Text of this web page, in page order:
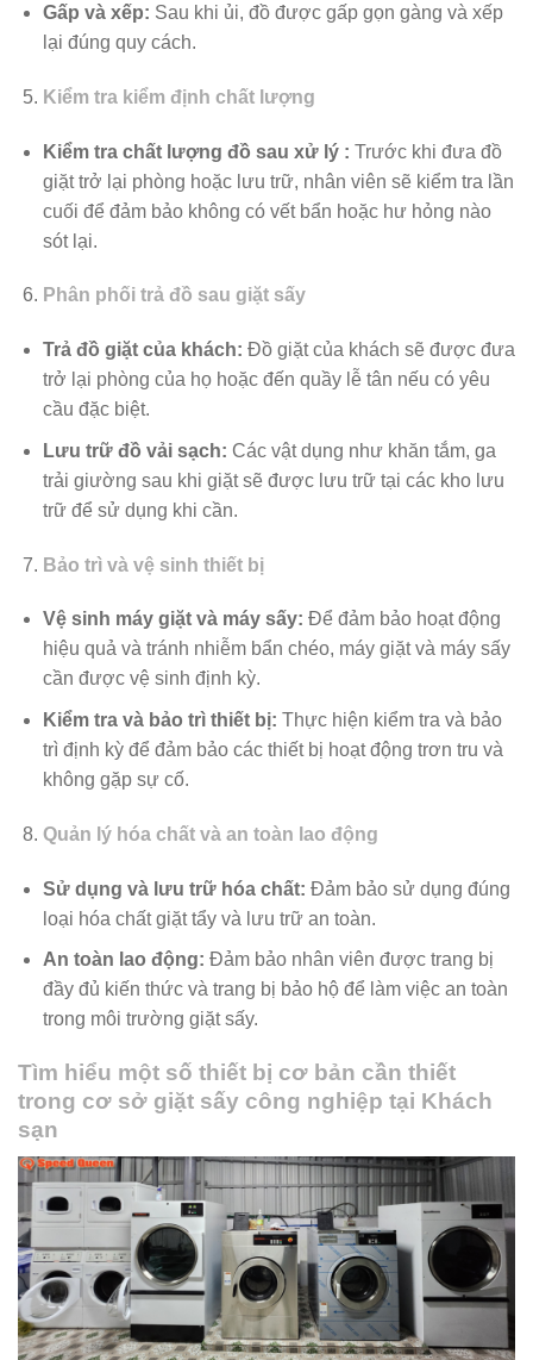
Gấp và xếp: Sau khi ủi, đồ được gấp gọn gàng và xếp
lại đúng quy cách.
Kiểm tra kiểm định chất lượng
Kiểm tra chất lượng đồ sau xử lý : Trước khi đưa đồ
giặt trở lại phòng hoặc lưu trữ, nhân viên sẽ kiểm tra lần
cuối để đảm bảo không có vết bẩn hoặc hư hỏng nào
sót lại.
Phân phối trả đồ sau giặt sấy
Trả đồ giặt của khách: Đồ giặt của khách sẽ được đưa
trở lại phòng của họ hoặc đến quầy lễ tân nếu có yêu
cầu đặc biệt.
Lưu trữ đồ vải sạch: Các vật dụng như khăn tắm, ga
trải giường sau khi giặt sẽ được lưu trữ tại các kho lưu
trữ để sử dụng khi cần.
Bảo trì và vệ sinh thiết bị
Vệ sinh máy giặt và máy sấy: Để đảm bảo hoạt động
hiệu quả và tránh nhiễm bẩn chéo, máy giặt và máy sấy
cần được vệ sinh định kỳ.
Kiểm tra và bảo trì thiết bị: Thực hiện kiểm tra và bảo
trì định kỳ để đảm bảo các thiết bị hoạt động trơn tru và
không gặp sự cố.
Quản lý hóa chất và an toàn lao động
Sử dụng và lưu trữ hóa chất: Đảm bảo sử dụng đúng
loại hóa chất giặt tẩy và lưu trữ an toàn.
An toàn lao động: Đảm bảo nhân viên được trang bị
đầy đủ kiến thức và trang bị bảo hộ để làm việc an toàn
trong môi trường giặt sấy.
Tìm hiểu một số thiết bị cơ bản cần thiết
trong cơ sở giặt sấy công nghiệp tại Khách
sạn